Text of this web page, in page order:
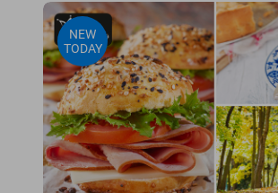
NEW
TODAY